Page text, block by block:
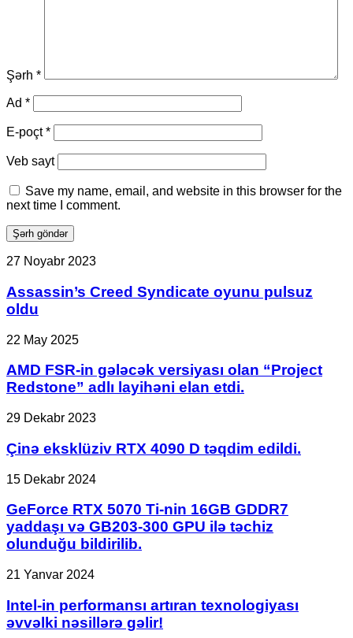
Şərh *
Ad *
E-poçt*
Veb sayt
Save my name, email, and website in this browser for the
next time I comment.
Assassin’s
Syndicate
oyunu
pulsuz
27 Noyabr 2023
Assassin’s Creed Syndicate oyunu pulsuz
oldu
AMD
in
gələcək
versiyası
olan
“Project
adlı
elan
22 May 2025
AMD FSR-in gələcək versiyası olan “Project
Redstone” adlı layihəni elan etdi.
Çinə
RTX
4090
D
təqdim
edildi.
29 Dekabr 2023
Çinə eksklüziv RTX 4090 D təqdim edildi.
GeForce
5070
Ti-
nin
16GB
yaddaşı
GB203-
300
15 Dekabr 2024
GeForce RTX 5070 Ti-nin 16GB GDDR7
yaddaşı və GB203-300 GPU ilə təchiz
olunduğu bildirilib.
Intel-
performansı
artıran
texnologiyası
21 Yanvar 2024
Intel-in performansı artıran texnologiyası
əvvəlki nəsillərə gəlir!